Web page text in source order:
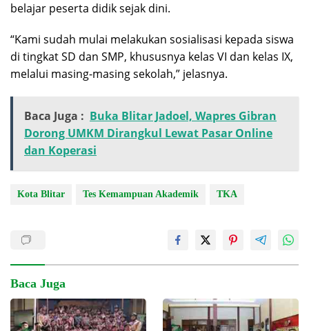
belajar peserta didik sejak dini.
“Kami sudah mulai melakukan sosialisasi kepada siswa
di tingkat SD dan SMP, khususnya kelas VI dan kelas IX,
melalui masing-masing sekolah,” jelasnya.
Baca Juga : Buka Blitar Jadoel, Wapres Gibran
Dorong UMKM Dirangkul Lewat Pasar Online
dan Koperasi
Kota Blitar Tes Kemampuan Akademik TKA
Baca Juga